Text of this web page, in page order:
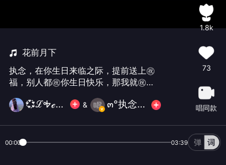
花前月下
执念，在你生日来临之际，提前送上㊗️
福，别人都㊗️你生日快乐，那我就㊗️你
话浅说 长路慢走 没有深情的语录 希望
在你身上灵验 ㊗️你快乐 不止生日🎂🎂🎂
🎂#生日快乐🎉#
💞ℒᎭℯ望舒᭄💞 & ๓°执念এ᭄゛彻底戒币
1.8k
73
唱同款
00:00 03:39